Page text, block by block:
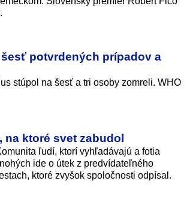
potvrdených prípadov a
stúpol na šesť a tri osoby zomreli. WHO
na ktoré svet zabudol
ľudí, ktorí vyhľadávajú a fotia
ide o útek z predvídateľného
ktoré zvyšok spoločnosti odpísal.